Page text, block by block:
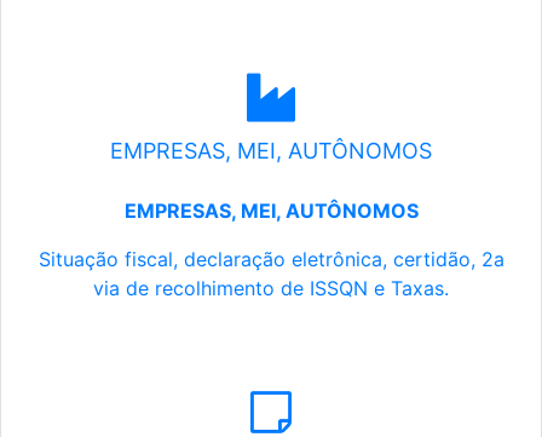
EMPRESAS, MEI, AUTÔNOMOS
EMPRESAS, MEI, AUTÔNOMOS
Situação fiscal, declaração eletrônica, certidão, 2a
via de recolhimento de ISSQN e Taxas.